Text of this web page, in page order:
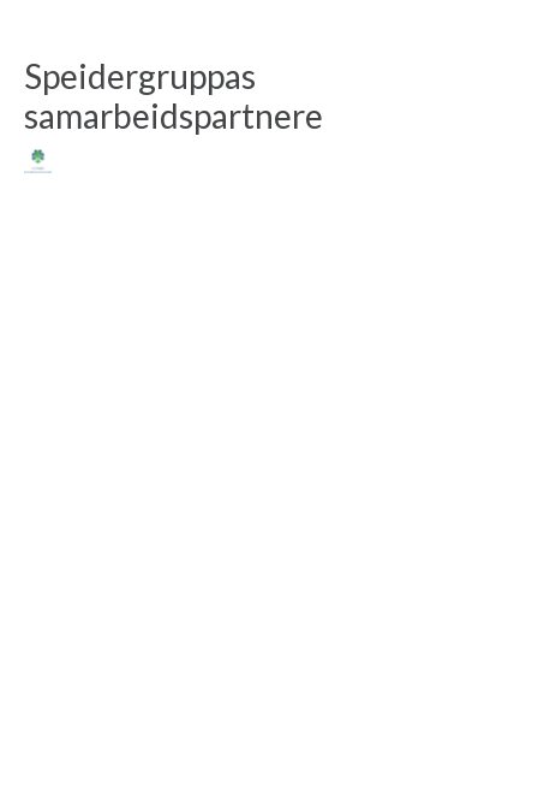
Speidergruppas
samarbeidspartnere